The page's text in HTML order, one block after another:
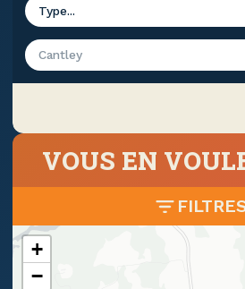
Type...
Cantley
VOUS EN
+
−